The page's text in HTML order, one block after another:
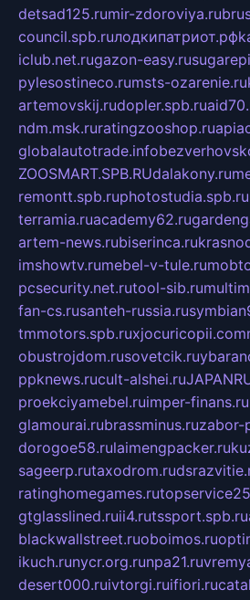
detsad125.rumir-zdoroviya.ru
council.spb.ruлодкипатриот.рф
iclub.net.rugazon-easy.ru
pylesostineco.rumsts-ozarenie.ru
artemovskij.rudopler.spb.ru
ndm.msk.ruratingzooshop.ru
globalautotrade.info
ZOOSMART.SPB.RUdalakony.ru
remontt.spb.ruphotostudia.spb.ru
terramia.ruacademy62.ru
artem-news.rubiserinca.ru
imshowtv.rumebel-v-tule.ru
pcsecurity.net.rutool-sib.ru
fan-cs.rusanteh-russia.ru
tmmotors.spb.ruxjocuricopii.com
obustrojdom.rusovetcik.ru
ppknews.rucult-alshei.ru
proekciyamebel.ruimper-finans.ru
glamourai.rubrassminus.ruzabor-
dorogoe58.rulaimengpacker.ru
sageerp.rutaxodrom.ru
ratinghomegames.ru
gtglasslined.ruii4.rutssport.spb.ru
blackwallstreet.ruoboimos.ru
ikuch.runycr.org.runpa21.ru
desert000.ruivtorgi.ruifiori.ru